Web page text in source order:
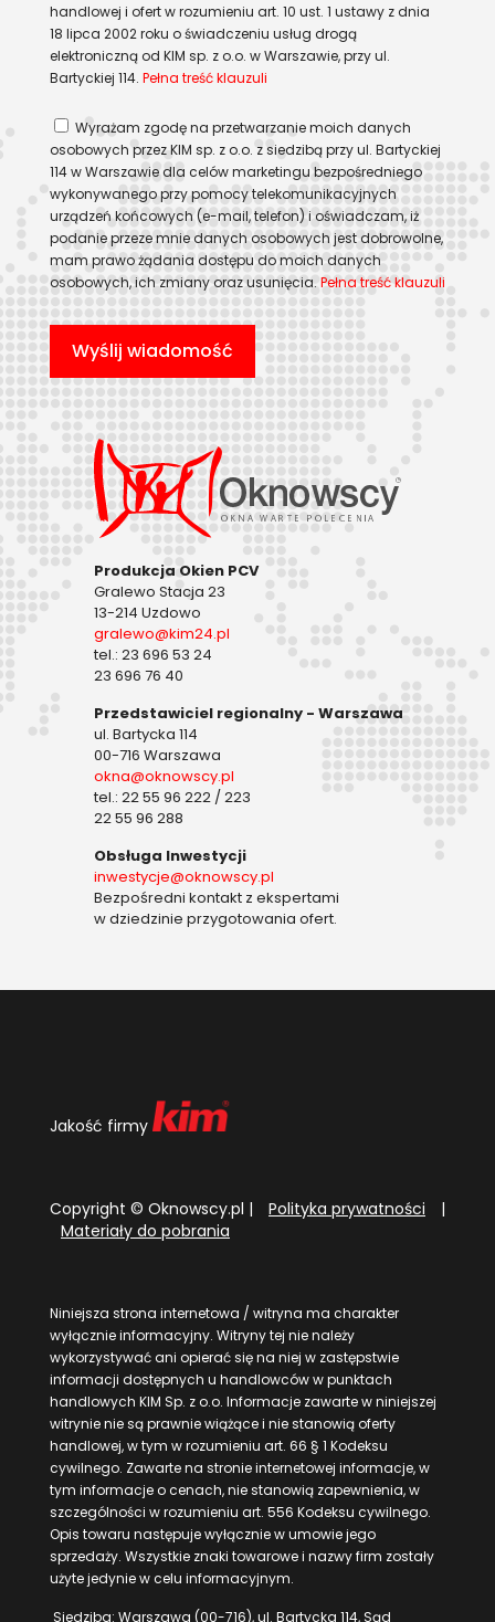
handlowej i ofert w rozumieniu art. 10 ust. 1 ustawy z dnia
18 lipca 2002 roku o świadczeniu usług drogą
elektroniczną od KIM sp. z o.o. w Warszawie, przy ul.
Bartyckiej 114. Pełna treść klauzuli
Wyrażam zgodę na przetwarzanie moich danych
osobowych przez KIM sp. z o.o. z siedzibą przy ul. Bartyckiej
114 w Warszawie dla celów marketingu bezpośredniego
wykonywanego przy pomocy telekomunikacyjnych
urządzeń końcowych (e-mail, telefon) i oświadczam, iż
podanie przeze mnie danych osobowych jest dobrowolne,
mam prawo żądania dostępu do moich danych
osobowych, ich zmiany oraz usunięcia. Pełna treść klauzuli
Produkcja Okien PCV
Gralewo Stacja 23
13-214 Uzdowo
gralewo@kim24.pl
tel.: 23 696 53 24
23 696 76 40
Przedstawiciel regionalny - Warszawa
ul. Bartycka 114
00-716 Warszawa
okna@oknowscy.pl
tel.: 22 55 96 222 / 223
22 55 96 288
Obsługa Inwestycji
inwestycje@oknowscy.pl
Bezpośredni kontakt z ekspertami
w dziedzinie przygotowania ofert.
Jakość firmy
Copyright © Oknowscy.pl | Polityka prywatności
|
Materiały do pobrania
Niniejsza strona internetowa / witryna ma charakter
wyłącznie informacyjny. Witryny tej nie należy
wykorzystywać ani opierać się na niej w zastępstwie
informacji dostępnych u handlowców w punktach
handlowych KIM Sp. z o.o. Informacje zawarte w niniejszej
witrynie nie są prawnie wiążące i nie stanowią oferty
handlowej, w tym w rozumieniu art. 66 § 1 Kodeksu
cywilnego. Zawarte na stronie internetowej informacje, w
tym informacje o cenach, nie stanowią zapewnienia, w
szczególności w rozumieniu art. 556 Kodeksu cywilnego.
Opis towaru następuje wyłącznie w umowie jego
sprzedaży. Wszystkie znaki towarowe i nazwy firm zostały
użyte jedynie w celu informacyjnym.
Siedziba: Warszawa (00-716), ul. Bartycka 114, Sąd